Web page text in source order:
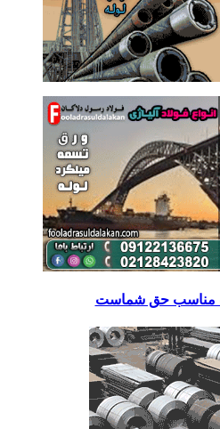
مناسب حق شماست